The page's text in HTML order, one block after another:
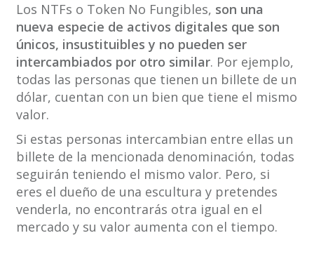
Los NTFs o Token No Fungibles, son una
nueva especie de activos digitales que son
únicos, insustituibles y no pueden ser
intercambiados por otro similar. Por ejemplo,
todas las personas que tienen un billete de un
dólar, cuentan con un bien que tiene el mismo
valor.
Si estas personas intercambian entre ellas un
billete de la mencionada denominación, todas
seguirán teniendo el mismo valor. Pero, si
eres el dueño de una escultura y pretendes
venderla, no encontrarás otra igual en el
mercado y su valor aumenta con el tiempo.